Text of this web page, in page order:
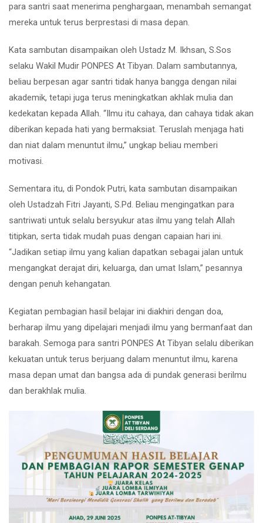
para santri saat menerima penghargaan, menambah semangat
mereka untuk terus berprestasi di masa depan.
Kata sambutan disampaikan oleh Ustadz M. Ikhsan, S.Sos
selaku Wakil Mudir PONPES At Tibyan. Dalam sambutannya,
beliau berpesan agar santri tidak hanya bangga dengan nilai
akademik, tetapi juga terus meningkatkan akhlak mulia dan
kedekatan kepada Allah. “Ilmu itu cahaya, dan cahaya tidak akan
diberikan kepada hati yang bermaksiat. Teruslah menjaga hati
dan niat dalam menuntut ilmu,” ungkap beliau memberi
motivasi.
Sementara itu, di Pondok Putri, kata sambutan disampaikan
oleh Ustadzah Fitri Jayanti, S.Pd. Beliau mengingatkan para
santriwati untuk selalu bersyukur atas ilmu yang telah Allah
titipkan, serta tidak mudah puas dengan capaian hari ini.
“Jadikan setiap ilmu yang kalian dapatkan sebagai jalan untuk
mengangkat derajat diri, keluarga, dan umat Islam,” pesannya
dengan penuh kehangatan.
Kegiatan pembagian hasil belajar ini diakhiri dengan doa,
berharap ilmu yang dipelajari menjadi ilmu yang bermanfaat dan
barakah. Semoga para santri PONPES At Tibyan selalu diberikan
kekuatan untuk terus berjuang dalam menuntut ilmu, karena
masa depan umat dan bangsa ada di pundak generasi berilmu
dan berakhlak mulia.